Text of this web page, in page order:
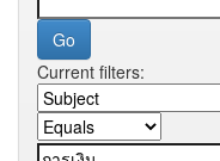
Current filters: